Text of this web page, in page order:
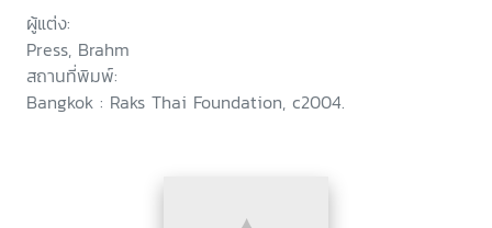
ผู้แต่ง:
Press, Brahm
สถานที่พิมพ์:
Bangkok : Raks Thai Foundation, c2004.